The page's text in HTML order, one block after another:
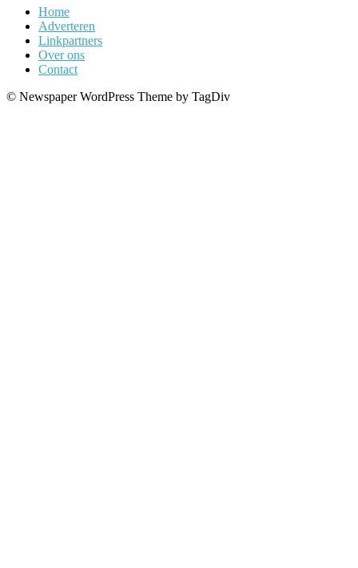
Home
Adverteren
Linkpartners
Over ons
Contact
© Newspaper WordPress Theme by TagDiv